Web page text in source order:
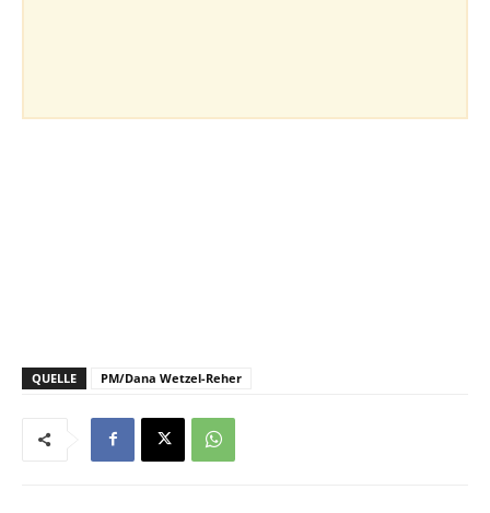
QUELLE PM/Dana Wetzel-Reher